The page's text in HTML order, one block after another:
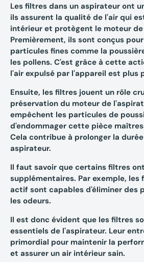
Les filtres dans un aspirateur ont
ils assurent la qualité de l'air qui
intérieur et protègent le moteur
Premièrement, ils sont conçus pour
particules fines comme la
les pollens. C'est grâce à cette
l'air expulsé par l'appareil est plus
Ensuite, les filtres jouent un rôle
préservation du moteur de
empêchent les particules de
d'endommager cette pièce
Cela contribue à prolonger la
aspirateur.
Il faut savoir que certains filtres
supplémentaires. Par exemple, les
actif sont capables d'éliminer des
les odeurs.
Il est donc évident que les filtres
essentiels de l'aspirateur. Leur
primordial pour maintenir la
et assurer un air intérieur sain.